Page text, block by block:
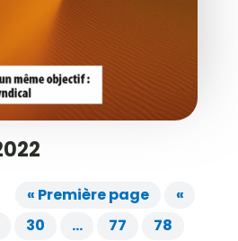
« Première page
«
30 … 77
78